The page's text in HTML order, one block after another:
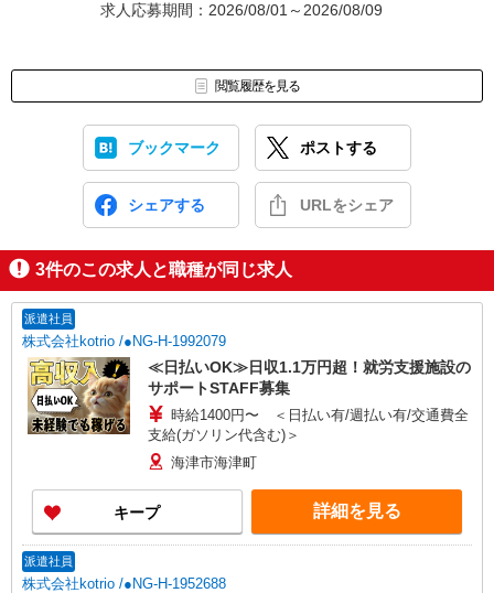
求人応募期間：2026/08/01～2026/08/09
閲覧履歴を見る
ブックマーク ポストする
シェアする URLをシェア
3件のこの求人と職種が同じ求人
派遣社員
株式会社kotrio /●NG-H-1992079
≪日払いOK≫日収1.1万円超！就労支援施設の
サポートSTAFF募集
時給1400円〜 ＜日払い有/週払い有/交通費全
支給(ガソリン代含む)＞
海津市海津町
キープ 詳細を見る
派遣社員
株式会社kotrio /●NG-H-1952688